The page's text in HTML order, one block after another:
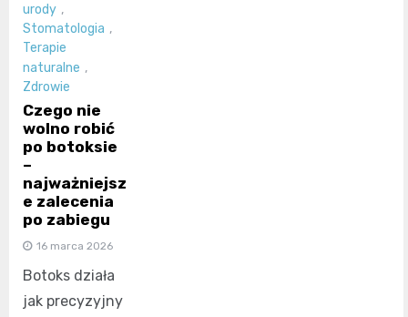
urody ,
Stomatologia ,
Terapie
naturalne ,
Zdrowie
Czego nie
wolno robić
po botoksie
–
najważniejsz
e zalecenia
po zabiegu
16 marca 2026
Botoks działa
jak precyzyjny